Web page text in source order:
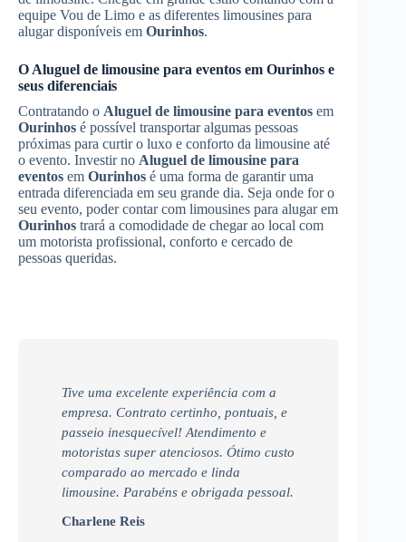
equipe Vou de Limo e as diferentes limousines para
alugar disponíveis em Ourinhos.
O Aluguel de limousine para eventos em Ourinhos e
seus diferenciais
Contratando o Aluguel de limousine para eventos em
Ourinhos é possível transportar algumas pessoas
próximas para curtir o luxo e conforto da limousine até
o evento. Investir no Aluguel de limousine para
eventos em Ourinhos é uma forma de garantir uma
entrada diferenciada em seu grande dia. Seja onde for o
seu evento, poder contar com limousines para alugar em
Ourinhos trará a comodidade de chegar ao local com
um motorista profissional, conforto e cercado de
pessoas queridas.
Tive uma excelente experiência com a
empresa. Contrato certinho, pontuais, e
passeio inesquecível! Atendimento e
motoristas super atenciosos. Ótimo custo
comparado ao mercado e linda
limousine. Parabéns e obrigada pessoal.
Charlene Reis